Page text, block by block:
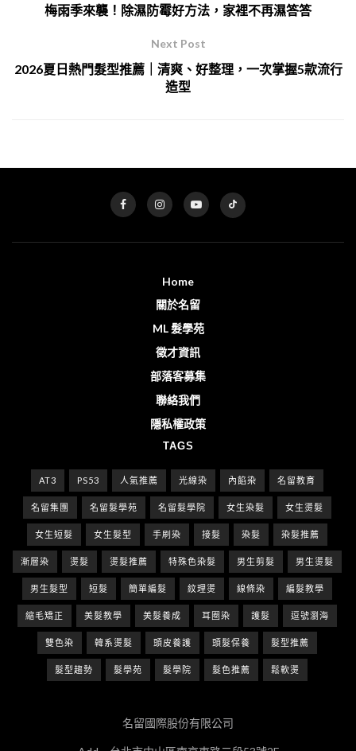
梅雨季來襲！除濕防霉好方法，家裡不再濕答答
Next Post
2026夏日熱門髮型推薦｜清爽、好整理，一次掌握5款流行
造型
Home
關於名留
ML 髮學苑
徵才資訊
部落客募集
聯絡我們
隱私權政策
TAGS
AT3 PS53 人氣推薦 光線染 內餡染 名留教育
名留集團 名留髮學苑 名留髮學院 女生染髮 女生燙髮
女生短髮 女生髮型 手刷染 接髮 染髮 染髮推薦
漸層染 燙髮 燙髮推薦 特殊色染髮 男生剪髮 男生燙髮
男生髮型 短髮 簡單編髮 紋理燙 線條染 編髮教學
縮毛矯正 美髮教學 美髮養成 耳圈染 護髮 逗號瀏海
雙色染 韓系燙髮 頭皮養護 頭髮保養 髮型推薦
髮型趨勢 髮學苑 髮學院 髮色推薦 鬆軟燙
名留國際股份有限公司